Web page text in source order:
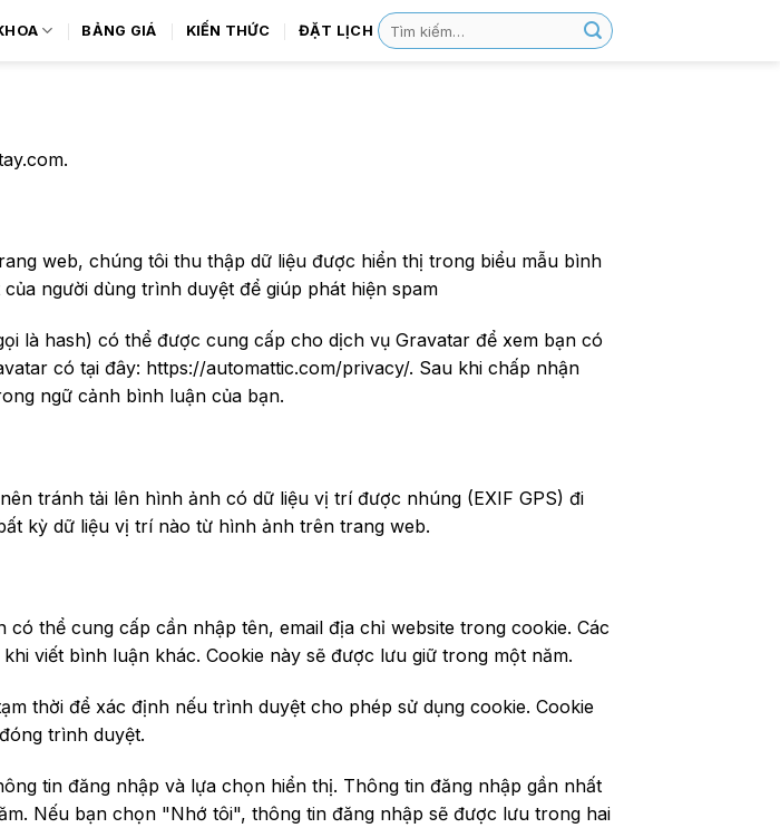
BẢNG GIÁ KIẾN THỨC ĐẶT LỊCH
web, chúng tôi thu thập dữ liệu được hiển thị trong biểu mẫu bình
người dùng trình duyệt để giúp phát hiện spam
là hash) có thể được cung cấp cho dịch vụ Gravatar để xem bạn có
có tại đây: https://automattic.com/privacy/. Sau khi chấp nhận
ngữ cảnh bình luận của bạn.
tránh tải lên hình ảnh có dữ liệu vị trí được nhúng (EXIF GPS) đi
kỳ dữ liệu vị trí nào từ hình ảnh trên trang web.
thể cung cấp cần nhập tên, email địa chỉ website trong cookie. Các
viết bình luận khác. Cookie này sẽ được lưu giữ trong một năm.
thời để xác định nếu trình duyệt cho phép sử dụng cookie. Cookie
trình duyệt.
tin đăng nhập và lựa chọn hiển thị. Thông tin đăng nhập gần nhất
Nếu bạn chọn "Nhớ tôi", thông tin đăng nhập sẽ được lưu trong hai